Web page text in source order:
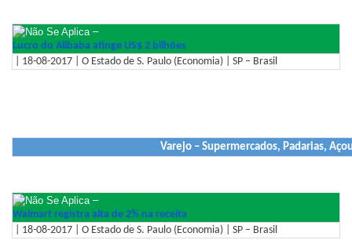
–
Lucro do Alibaba atinge US$ 2 bilhões
| 18-08-2017 | O Estado de S. Paulo (Economia) | SP – Brasil
Varejo – Supermercados, Padarias,
–
Walmart registra alta de 2% na receita
| 18-08-2017 | O Estado de S. Paulo (Economia) | SP – Brasil